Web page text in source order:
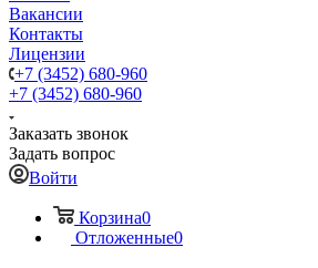
Вакансии
Контакты
Лицензии
+7 (3452) 680-960
+7 (3452) 680-960
Заказать звонок
Задать вопрос
Войти
Корзина0
Отложенные0